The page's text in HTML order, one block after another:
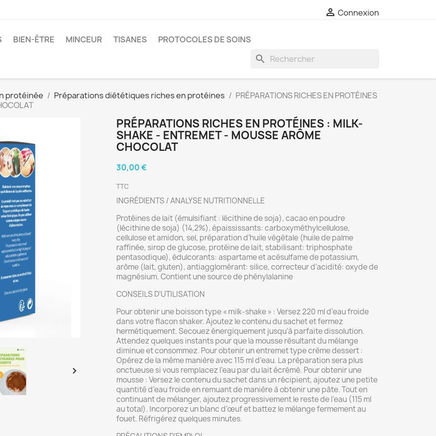
 Connexion
BIEN-ÊTRE MINCEUR TISANES PROTOCOLES DE SOINS
search
protéinée Préparations diététiques riches en protéines
PRÉPARATIONS RICHES EN PROTÉINES

PRÉPARATIONS RICHES EN PROTÉINES : MILK-
SHAKE - ENTREMET - MOUSSE ARÔME
CHOCOLAT
30,00 €
TTC
INGRÉDIENTS / ANALYSE NUTRITIONNELLE
Protéines de lait (émulsifiant : lécithine de soja), cacao en poudre
(lécithine de soja) (14,2%), épaississants: carboxyméthylcellulose,
cellulose et amidon, sel, préparation d’huile végétale (huile de palme
raffinée, sirop de glucose, protéine de lait, stabilisant: triphosphate
pentasodique), édulcorants: aspartame et acésulfame de potassium,
arôme (lait, gluten), antiagglomérant: silice, correcteur d’acidité: oxyde de
magnésium. Contient une source de phénylalanine
CONSEILS D'UTILISATION
Pour obtenir une boisson type « milk-shake » : Versez 220 ml d’eau froide
dans votre flacon shaker. Ajoutez le contenu du sachet et fermez
hermétiquement. Secouez énergiquement jusqu’à parfaite dissolution.
Attendez quelques instants pour que la mousse résultant du mélange
diminue et consommez. Pour obtenir un entremet type crème dessert :
Opérez de la même manière avec 115 ml d’eau. La préparation sera plus
onctueuse si vous remplacez l’eau par du lait écrémé. Pour obtenir une
mousse : Versez le contenu du sachet dans un récipient, ajoutez une petite
quantité d’eau froide en remuant de manière à obtenir une pâte. Tout en
continuant de mélanger, ajoutez progressivement le reste de l’eau (115 ml
au total). Incorporez un blanc d’œuf et battez le mélange fermement au
fouet. Réfrigérez quelques minutes.